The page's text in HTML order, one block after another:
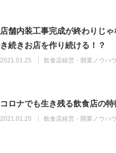
店舗内装工事完成が終わりじゃ
き続きお店を作り続ける！？
2021.01.25 飲食店経営・開業ノウハウ
コロナでも生き残る飲食店の特
2021.01.20 飲食店経営・開業ノウハウ